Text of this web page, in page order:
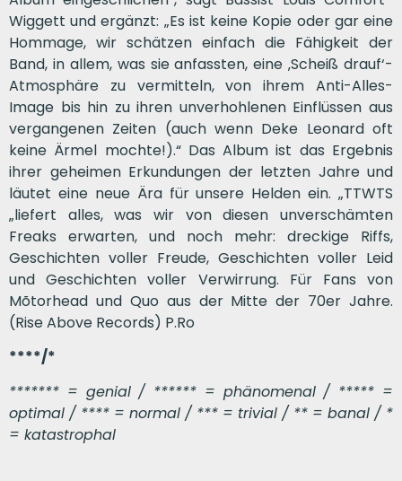
Wiggett und ergänzt: „Es ist keine Kopie oder gar eine
Hommage, wir schätzen einfach die Fähigkeit der
Band, in allem, was sie anfassten, eine ‚Scheiß drauf‘-
Atmosphäre zu vermitteln, von ihrem Anti-Alles-
Image bis hin zu ihren unverhohlenen Einflüssen aus
vergangenen Zeiten (auch wenn Deke Leonard oft
keine Ärmel mochte!).“ Das Album ist das Ergebnis
ihrer geheimen Erkundungen der letzten Jahre und
läutet eine neue Ära für unsere Helden ein. „TTWTS
„liefert alles, was wir von diesen unverschämten
Freaks erwarten, und noch mehr: dreckige Riffs,
Geschichten voller Freude, Geschichten voller Leid
und Geschichten voller Verwirrung. Für Fans von
Mõtorhead und Quo aus der Mitte der 70er Jahre.
(Rise Above Records) P.Ro
****/*
******* = genial / ****** = phänomenal / ***** =
optimal / **** = normal / *** = trivial / ** = banal / *
= katastrophal